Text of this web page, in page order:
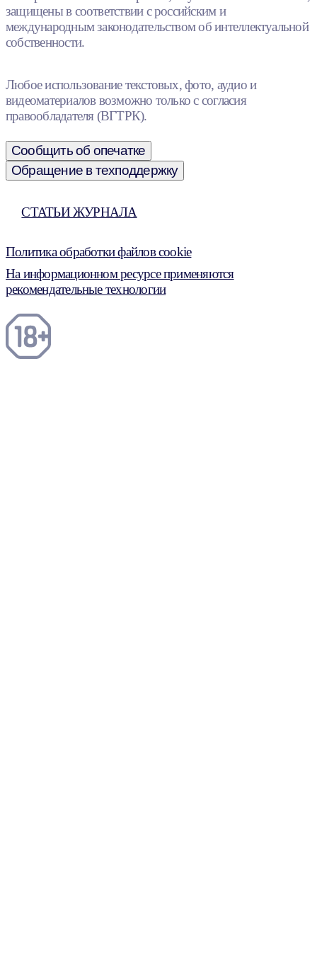
защищены в соответствии с российским и
международным законодательством об интеллектуальной
собственности.
Любое использование текстовых, фото, аудио и
видеоматериалов возможно только с согласия
правообладателя (ВГТРК).
Сообщить об опечатке
Обращение в техподдержку
СТАТЬИ ЖУРНАЛА
Политика обработки файлов cookie
На информационном ресурсе применяются
рекомендательные технологии